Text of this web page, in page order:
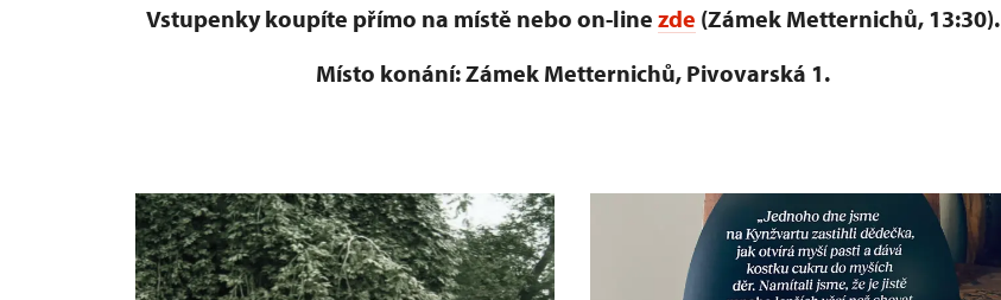
Vstupenky koupíte přímo na místě nebo on-line zde (Zámek Metternichů, 13:30).
Místo konání: Zámek Metternichů, Pivovarská 1.